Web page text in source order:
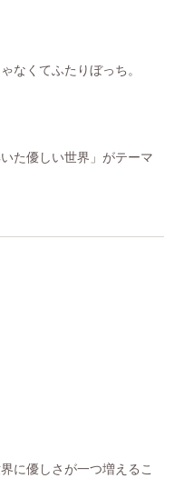
なくてふたりぼっち。
た優しい世界」がテーマ
に優しさが一つ増えるこ